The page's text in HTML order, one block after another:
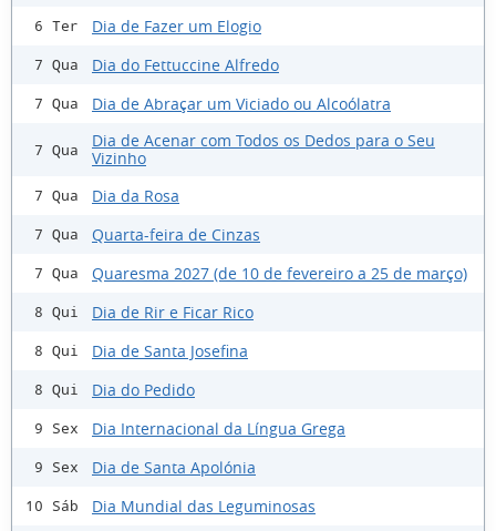
6 Ter Dia de Fazer um Elogio
7 Qua Dia do Fettuccine Alfredo
7 Qua Dia de Abraçar um Viciado ou Alcoólatra
7 Qua
Dia de Acenar com Todos os Dedos para o Seu
Vizinho
7 Qua Dia da Rosa
7 Qua Quarta-feira de Cinzas
7 Qua Quaresma 2027 (de 10 de fevereiro a 25 de março)
8 Qui Dia de Rir e Ficar Rico
8 Qui Dia de Santa Josefina
8 Qui Dia do Pedido
9 Sex Dia Internacional da Língua Grega
9 Sex Dia de Santa Apolónia
10 Sáb Dia Mundial das Leguminosas